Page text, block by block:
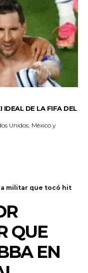
IDEAL DE LA FIFA DEL
Unidos, México y